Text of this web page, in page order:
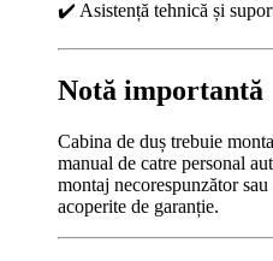
✔️ Asistență tehnică și
Notă importantă
Cabina de duș trebuie
manual de catre personal
montaj necorespunzător
acoperite de garanție.